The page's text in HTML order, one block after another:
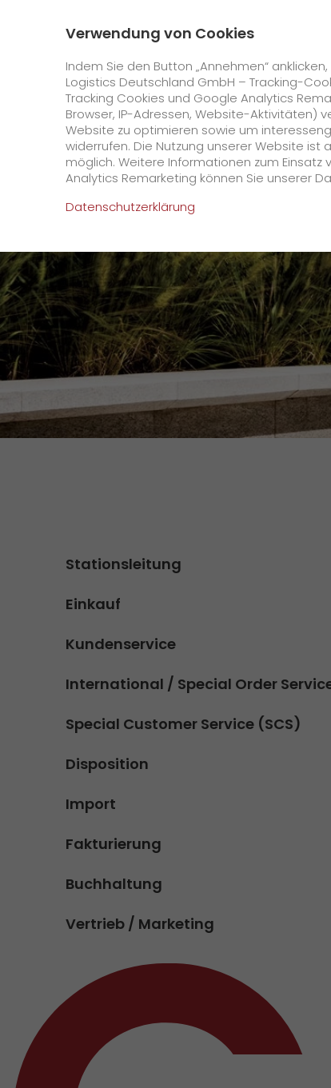
GO! Courier GO!
Online Services
GO! Kundenportal
App
Downloads
Newswall
Wir rocken Ihre Logistik
Tiroler Currywurst in
Deutschlands EM-Stadien: GO!
liefert sie den VIPs
Versandanfrage
Kontakt
GO! Versandmaterial
Startseite Unternehmen Stationen
Stationsleitung
Einkauf
Kundenservice
International / Special Order
Special Customer Service (SCS)
Disposition
Import
Fakturierung
Buchhaltung
Vertrieb / Marketing
Verwendung von Cookies
Indem Sie den Button „Annehmen“
Logistics Deutschland GmbH – Tracking-
Tracking Cookies und Google Analytics
Browser, IP-Adressen, Website-Aktivitäten)
Website zu optimieren sowie um
widerrufen. Die Nutzung unserer Website
möglich. Weitere Informationen zum
Analytics Remarketing können Sie unserer
Datenschutzerklärung